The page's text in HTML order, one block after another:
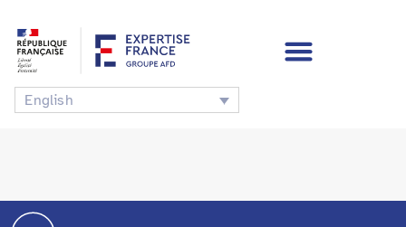
English